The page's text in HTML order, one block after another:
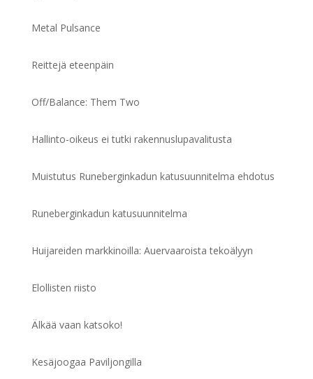
Metal Pulsance
Reittejä eteenpäin
Off/Balance: Them Two
Hallinto-oikeus ei tutki rakennuslupavalitusta
Muistutus Runeberginkadun katusuunnitelma ehdotus
Runeberginkadun katusuunnitelma
Huijareiden markkinoilla: Auervaaroista tekoälyyn
Elollisten riisto
Älkää vaan katsoko!
Kesäjoogaa Paviljongilla